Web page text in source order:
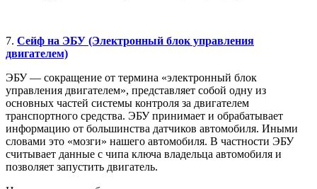
7. Сейф на ЭБУ (Электронный блок управления
двигателем)
ЭБУ — сокращение от термина «электронный блок
управления двигателем», представляет собой одну из
основных частей системы контроля за двигателем
транспортного средства. ЭБУ принимает и обрабатывает
информацию от большинства датчиков автомобиля. Иными
словами это «мозги» нашего автомобиля. В частности ЭБУ
считывает данные с чипа ключа владельца автомобиля и
позволяет запустить двигатель.